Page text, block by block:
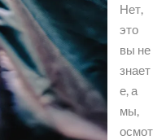
Нет,
это
вы не
знает
е, а
мы,
осмот